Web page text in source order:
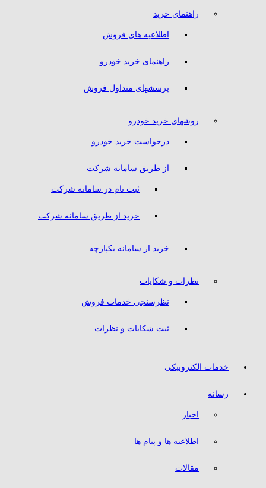
راهنمای خرید
اطلاعیه های فروش
راهنمای خرید خودرو
پرسشهای متداول فروش
روشهای خرید خودرو
درخواست خرید خودرو
از طریق سامانه شرکت
ثبت نام در سامانه شرکت
خرید از طریق سامانه شرکت
خرید از سامانه یکپارچه
نظرات و شکایات
نظرسنجی خدمات فروش
ثبت شکایات و نظرات
خدمات الکترونیکی
رسانه
اخبار
اطلاعیه ها و پیام ها
مقالات